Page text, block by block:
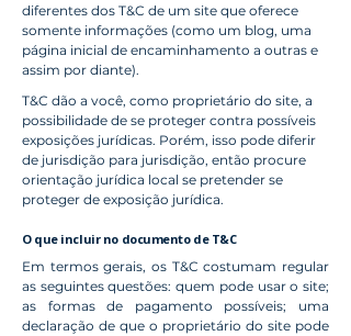
diferentes dos T&C de um site que oferece
somente informações (como um blog, uma
página inicial de encaminhamento a outras e
assim por diante).
T&C dão a você, como proprietário do site, a
possibilidade de se proteger contra possíveis
exposições jurídicas. Porém, isso pode diferir
de jurisdição para jurisdição, então procure
orientação jurídica local se pretender se
proteger de exposição jurídica.
O que incluir no documento de T&C
Em termos gerais, os T&C costumam regular
as seguintes questões: quem pode usar o site;
as formas de pagamento possíveis; uma
declaração de que o proprietário do site pode